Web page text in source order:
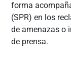
forma
(SPR) en los
de amenazas o
de prensa.